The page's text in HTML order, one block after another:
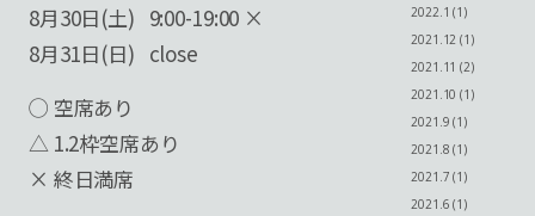
8月30日(土) 9:00-19:00 ×
8月31日(日) close
◯ 空席あり
△ 1.2枠空席あり
× 終日満席
2022.1 (1)
2021.12 (1)
2021.11 (2)
2021.10 (1)
2021.9 (1)
2021.8 (1)
2021.7 (1)
2021.6 (1)